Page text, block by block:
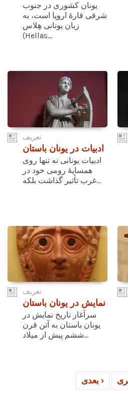
یونان کشوری در جنوب
شرقی قارۀ اروپا است، به
زبان یونانی هِلاس
(Hellas...
تعریف
ادبیات در یونان باستان
ادبیات یونانی نه تنها روی
همسایۀ رومی خود در
غرب تأثیر گذاشت بلکه...
تعریف
نمایش در یونان باستان
سرآغاز تاریخ نمایش در
یونان باستان به آتن قرن
ششم پیش از میلاد...
بعدی ›